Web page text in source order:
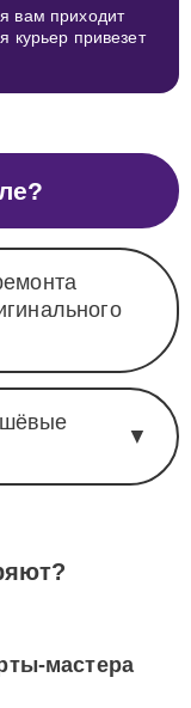
вам приходит
курьер привезет
▼
мастера